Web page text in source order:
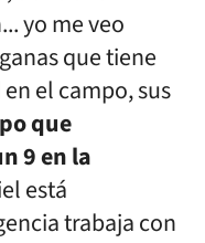
yo me veo
que tiene
el campo, sus
que
9 en la
está
trabaja con